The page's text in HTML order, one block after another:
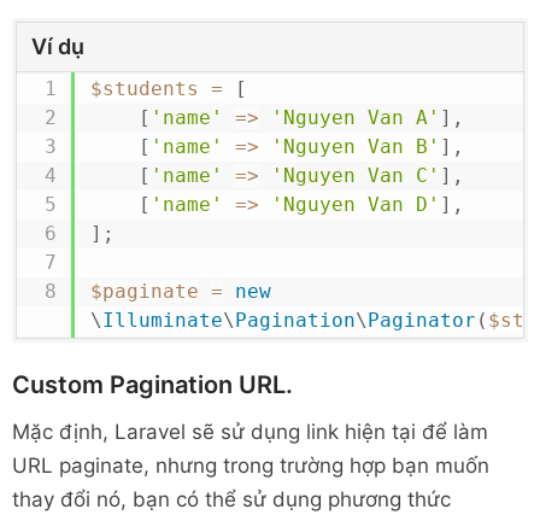
Ví dụ
$students =
[
[ 'name' => 'Nguyen Van A' ] ,
[ 'name' => 'Nguyen Van B' ] ,
[ 'name' => 'Nguyen Van C' ] ,
[ 'name' => 'Nguyen Van D' ] ,
] ;
$paginate =
new
\Illuminate\Pagination\Paginator (
Custom Pagination URL.
Mặc định, Laravel sẽ sử dụng link hiện tại để làm
URL paginate, nhưng trong trường hợp bạn muốn
thay đổi nó, bạn có thể sử dụng phương thức